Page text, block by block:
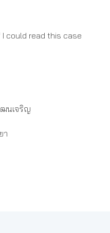
I could read this case
ฒนเจริญ
า